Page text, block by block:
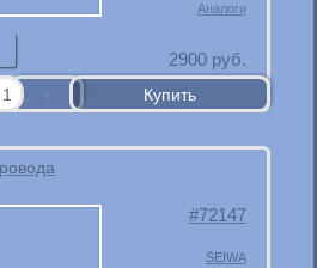
Аналоги
2900руб.
72147
SEIWA